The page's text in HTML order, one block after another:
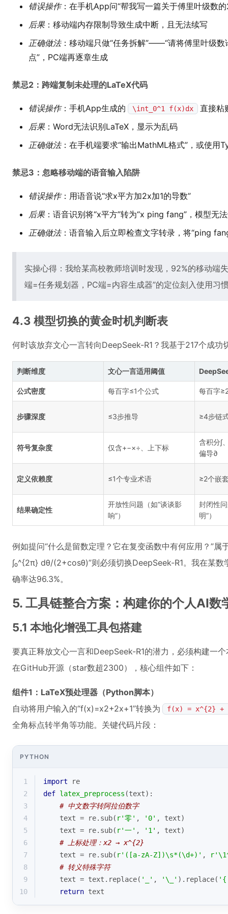
错误操作：在手机App问“帮我写一篇关于傅里叶级数
后果：移动端内存限制导致生成中断，且无法续写
正确做法：移动端只做“任务拆解”——“请将傅里叶级
点”，PC端再逐章生成
禁忌2：跨端复制未处理的LaTeX代码
错误操作：手机App生成的 \int_0^1 f(x)dx
直接粘
后果：Word无法识别LaTeX，显示为乱码
正确做法：在手机端要求“输出MathML格式”，或使用
禁忌3：忽略移动端的语音输入陷阱
错误操作：用语音说“求x平方加2x加1的导数”
后果：语音识别将“x平方”转为“x ping fang”，模型无
正确做法：语音输入后立即检查文字转录，将“ping
实操心得：我给某高校教师培训时发现，92%的移动端
端=任务规划器，PC端=内容生成器”的定位刻入使用习
4.3 模型切换的黄金时机判断表
何时该放弃文心一言转向DeepSeek-R1？我基于217个成
判断维度 文心一言适用阈值
公式密度 每百字≤1个公式 每百字
步骤深度 ≤3步推导 ≥4步链
符号复杂度 仅含+−×÷、上下标
含积分∫
偏导∂
定义依赖度 ≤1个专业术语 ≥2个嵌
结果确定性
开放性问题（如“谈谈影
响”）
封闭性问
明”）
例如提问“什么是留数定理？它在复变函数中有何应用？”属
∫₀^{2π} dθ/(2+cosθ)”则必须切换DeepSeek-R1。我在某
确率达96.3%。
5. 工具链整合方案：构建你的个人AI数
5.1 本地化增强工具包搭建
要真正释放文心一言和DeepSeek-R1的潜力，必须构建一
在GitHub开源（star数超2300），核心组件如下：
组件1：LaTeX预处理器（Python脚本）
自动将用户输入的“f(x)=x2+2x+1”转换为
f(x) = x^{2} +
全角标点转半角等功能。关键代码片段：
PYTHON
1 import re
2
def latex_preprocess (text):
3
# 中文数字转阿拉伯数字
4
    text = re.sub(
r'零' , '0' , text)
5
    text = re.sub(
r'一' , '1' , text)
6
# 上标处理：x2 → x^{2}
7
    text = re.sub(
r'([a-zA-Z])\s*(\d+)' ,
8
# 转义特殊字符
9
    text = text.replace(
'_' , '\_' ).replace(
10
return text